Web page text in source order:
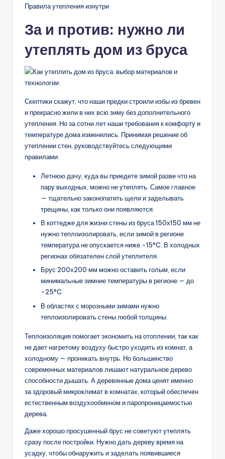
Правила утепления изнутри
За и против: нужно ли
утеплять дом из бруса
Скептики скажут, что наши предки строили избы из бревен
и прекрасно жили в них всю зиму без дополнительного
утепления. Но за сотни лет наши требования к комфорту и
температуре дома изменились. Принимая решение об
утеплении стен, руководствуйтесь следующими
правилами.
Летнюю дачу, куда вы приедете зимой разве что на
пару выходных, можно не утеплять. Самое главное
— тщательно законопатить щели и заделывать
трещины, как только они появляются.
В коттедже для жизни стены из бруса 150х150 мм не
нужно теплоизолировать, если зимой в регионе
температура не опускается ниже -15°C. В холодных
регионах обязателен слой утеплителя.
Брус 200х200 мм можно оставить голым, если
минимальные зимние температуры в регионе — до
-25°C.
В областях с морозными зимами нужно
теплоизолировать стены любой толщины.
Теплоизоляция помогает экономить на отоплении, так как
не дает нагретому воздуху быстро уходить из комнат, а
холодному — проникать внутрь. Но большинство
современных материалов лишают натуральное дерево
способности дышать. А деревянные дома ценят именно
за здоровый микроклимат в комнатах, который обеспечен
естественным воздухообменом и паропроницаемостью
дерева.
Даже хорошо просушенный брус не советуют утеплять
сразу после постройки. Нужно дать дереву время на
усадку, чтобы обнаружить и заделать появившиеся